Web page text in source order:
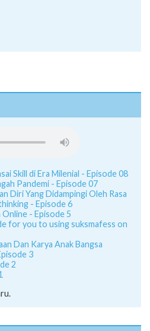
Skill di Era Milenial - Episode 08
Pandemi - Episode 07
Diri Yang Didampingi Oleh Rasa
- Episode 6
Online - Episode 5
for you to using suksmafess on
Dan Karya Anak Bangsa
3
2